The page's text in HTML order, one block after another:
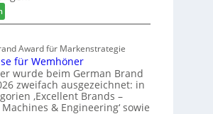
r
t
e
t
Z
u
k
u
p
a
s
t
F
ü
h
:
E
v
e
d
i
u
Award für Markenstrategie
für Wemhöner
wurde beim German Brand
zweifach ausgezeichnet: in
‚Excellent Brands –
& Engineering‘ sowie